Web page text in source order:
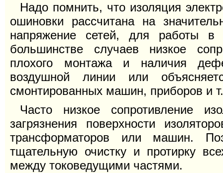
Надо помнить, что изоляция
ошиновки рассчитана на
напряжение сетей, для работы в
большинстве случаев низкое
плохого монтажа и наличия
воздушной линии или
смонтированных машин, приборов и
Часто низкое сопротивление
загрязнения поверхности
трансформаторов или машин.
тщательную очистку и протирку
между токоведущими частями.